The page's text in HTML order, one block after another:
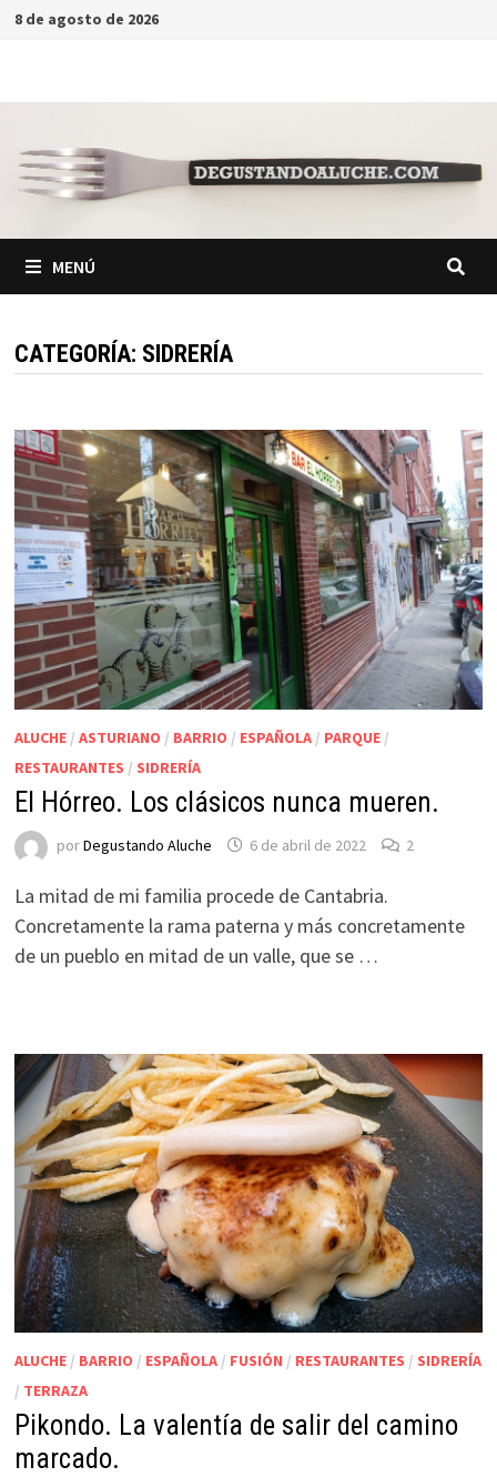
Saltar
8 de agosto de 2026
MENÚ
CATEGORÍA: SIDRERÍA
ALUCHE/ ASTURIANO / BARRIO / ESPAÑOLA/ PARQUE/
RESTAURANTES / SIDRERÍA
El Hórreo. Los clásicos nunca mueren.
porDegustando Aluche 6 de abril de 2022 2
La mitad de mi familia procede de Cantabria.
Concretamente la rama paterna y más concretamente
de un pueblo en mitad de un valle, que se …
ALUCHE/ BARRIO / ESPAÑOLA/ FUSIÓN / RESTAURANTES / SIDRERÍA
/ TERRAZA
Pikondo. La valentía de salir del camino
marcado.